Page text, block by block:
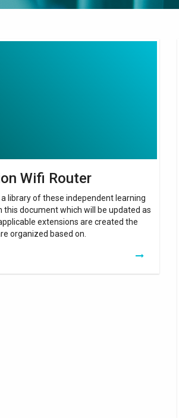
Wifi Router
library of these independent learning
this document which will be updated as
extensions are created the
organized based on.